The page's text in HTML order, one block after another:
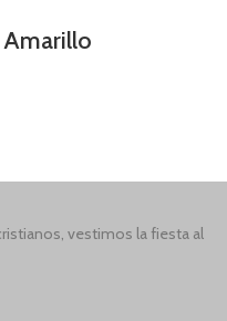
vestimos la fiesta al